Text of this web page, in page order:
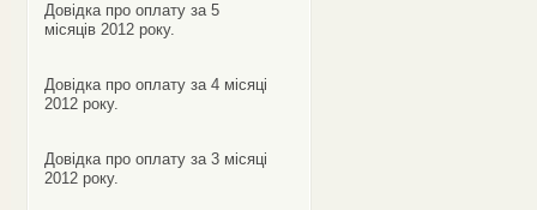
Довідка про оплату за 5
місяців 2012 року.
Довідка про оплату за 4 місяці
2012 року.
Довідка про оплату за 3 місяці
2012 року.